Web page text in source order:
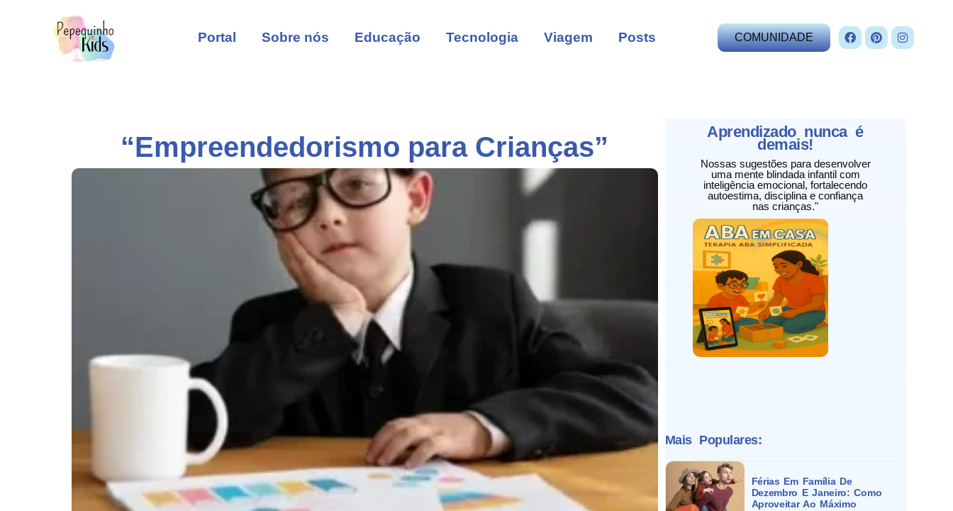
Portal Sobre nós Educação Tecnologia Viagem Posts COMUNIDADE
“Empreendedorismo para Crianças” Aprendizado nunca é
demais!
Nossas sugestões para desenvolver
uma mente blindada infantil com
inteligência emocional, fortalecendo
autoestima, disciplina e confiança
nas crianças."
Mais Populares:
Férias Em Família De
Dezembro E Janeiro: Como
Aproveitar Ao Máximo